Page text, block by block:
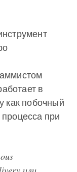
в
как побочный
при